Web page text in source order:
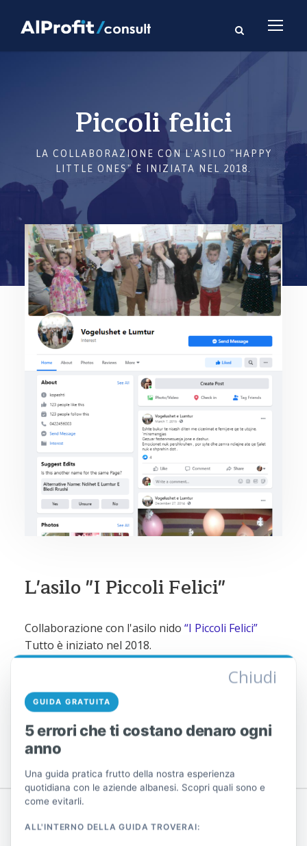
Piccoli felici
LA COLLABORAZIONE CON L'ASILO "HAPPY
LITTLE ONES" È INIZIATA NEL 2018.
L'asilo "I Piccoli Felici"
Collaborazione con l'asilo nido “I Piccoli Felici”
Tutto è iniziato nel 2018.
PREV
Chiudi
GUIDA GRATUITA
5 errori che ti costano denaro ogni
anno
Una guida pratica frutto della nostra esperienza
quotidiana con le aziende albanesi. Scopri quali sono e
come evitarli.
ALL'INTERNO DELLA GUIDA TROVERAI: